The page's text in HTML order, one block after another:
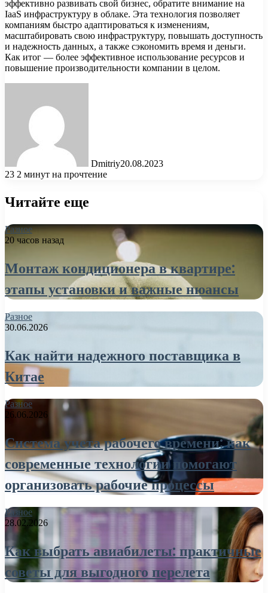
эффективно развивать свой бизнес, обратите внимание на
IaaS инфраструктуру в облаке. Эта технология позволяет
компаниям быстро адаптироваться к изменениям,
масштабировать свою инфраструктуру, повышать доступность
и надежность данных, а также сэкономить время и деньги.
Как итог — более эффективное использование ресурсов и
повышение производительности компании в целом.
Dmitriy20.08.2023
23 2 минут на прочтение
Читайте еще
Разное
20 часов назад
Монтаж кондиционера в квартире:
этапы установки и важные нюансы
Разное
30.06.2026
Как найти надежного поставщика в
Китае
Разное
26.06.2026
Система учета рабочего времени: как
современные технологии помогают
организовать рабочие процессы
Разное
28.02.2026
Как выбрать авиабилеты: практичные
советы для выгодного перелета